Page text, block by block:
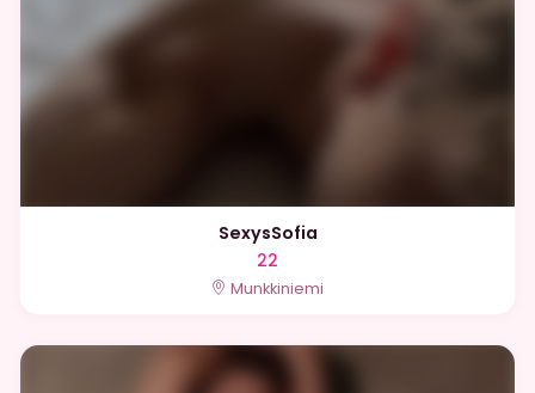
SexysSofia
22
Munkkiniemi